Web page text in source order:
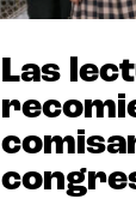
Las